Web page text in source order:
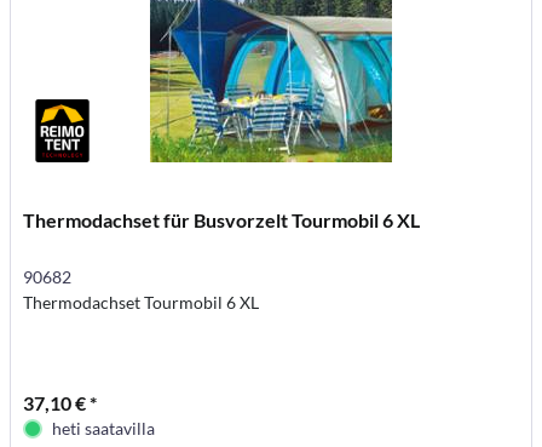
Thermodachset für Busvorzelt Tourmobil 6 XL
90682
Thermodachset Tourmobil 6 XL
37,10 € *
heti saatavilla